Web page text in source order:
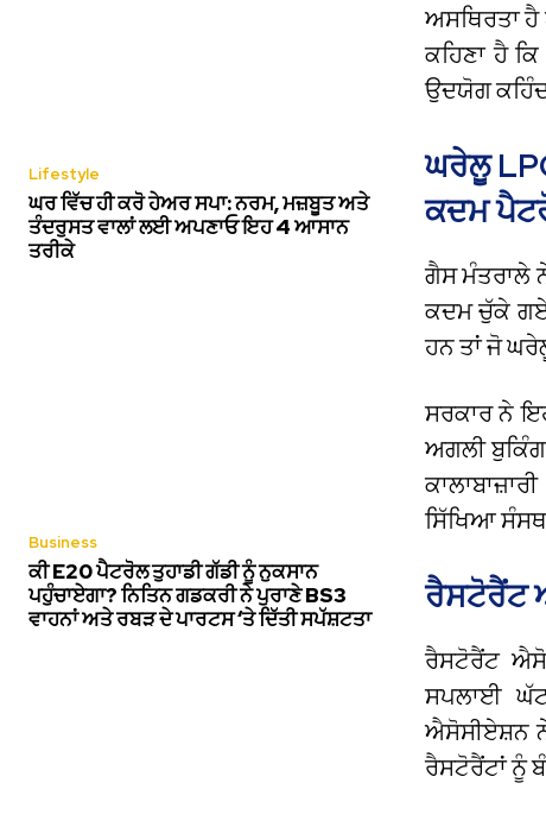
Lifestyle
ਘਰ ਵਿੱਚ ਹੀ ਕਰੋ ਹੇਅਰ ਸਪਾ: ਨਰਮ, ਮਜ਼ਬੂਤ ਅਤੇ
ਤੰਦਰੁਸਤ ਵਾਲਾਂ ਲਈ ਅਪਣਾਓ ਇਹ 4 ਆਸਾਨ
ਤਰੀਕੇ
Business
ਕੀ E20 ਪੈਟਰੋਲ ਤੁਹਾਡੀ ਗੱਡੀ ਨੂੰ ਨੁਕਸਾਨ
ਪਹੁੰਚਾਏਗਾ? ਨਿਤਿਨ ਗਡਕਰੀ ਨੇ ਪੁਰਾਣੇ BS3
ਵਾਹਨਾਂ ਅਤੇ ਰਬੜ ਦੇ ਪਾਰਟਸ ‘ਤੇ ਦਿੱਤੀ ਸਪੱਸ਼ਟਤਾ
ਅਸਥਿਰਤਾ ਹੈ
ਕਹਿਣਾ ਹੈ
ਉਦਯੋਗ
ਘਰੇਲੂ
ਕਦਮ
ਗੈਸ ਮੰਤਰਾਲੇ
ਕਦਮ ਚੁੱਕੇ
ਹਨ ਤਾਂ ਜੋ
ਸਰਕਾਰ ਨੇ
ਅਗਲੀ ਬੁਕਿੰਗ
ਸਿੱਖਿਆ
ਰੈਸਟੋਰੈਂਟ
ਰੈਸਟੋਰੈਂਟ
ਸਪਲਾਈ
ਐਸੋਸੀਏਸ਼ਨ
ਰੈਸਟੋਰੈਂਟਾਂ ਨੂੰ